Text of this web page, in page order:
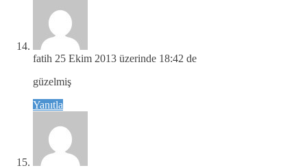
fatih 25 Ekim 2013 üzerinde 18:42 de
güzelmiş
Yanıtla